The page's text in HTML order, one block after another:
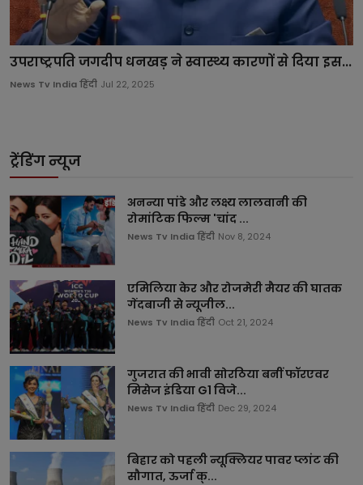
उपराष्ट्रपति जगदीप धनखड़ ने स्वास्थ्य कारणों से दिया इस...
News Tv India हिंदी Jul 22, 2025
ट्रेंडिंग न्यूज
अनन्या पांडे और लक्ष्य लालवानी की
रोमांटिक फिल्म 'चांद ...
News Tv India हिंदी Nov 8, 2024
एमिलिया केर और रोजमेरी मैयर की घातक
गेंदबाजी से न्यूजील...
News Tv India हिंदी Oct 21, 2024
गुजरात की भावी सोरठिया बनीं फॉरएवर
मिसेज इंडिया G1 विजे...
News Tv India हिंदी Dec 29, 2024
बिहार को पहली न्यूक्लियर पावर प्लांट की
सौगात, ऊर्जा क्...